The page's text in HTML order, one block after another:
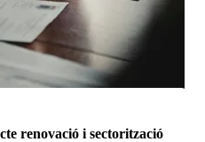
renovació i sectorització